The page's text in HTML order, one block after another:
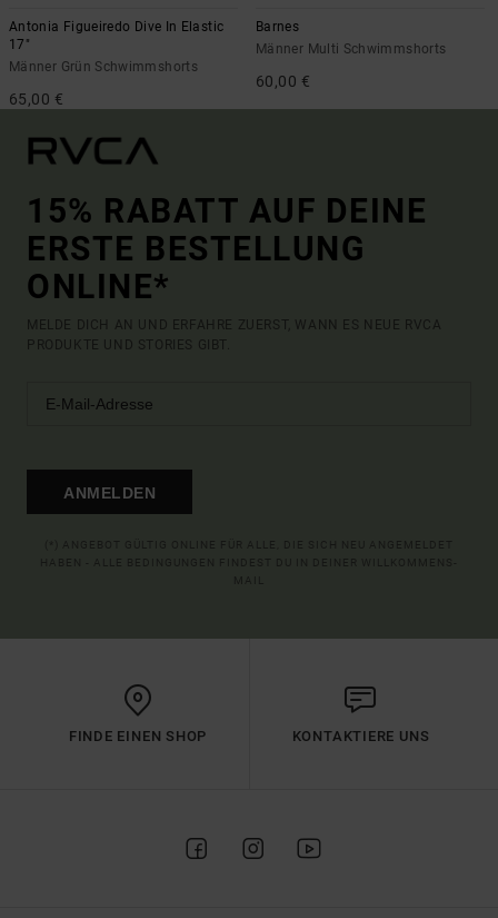
Antonia Figueiredo Dive In Elastic
17"
Männer Grün Schwimmshorts
65,00 €
Barnes
Männer Multi Schwimmshorts
60,00 €
15% RABATT AUF DEINE
ERSTE BESTELLUNG
ONLINE*
MELDE DICH AN UND ERFAHRE ZUERST, WANN ES NEUE RVCA
PRODUKTE UND STORIES GIBT.
ANMELDEN
FINDE EINEN SHOP KONTAKTIERE UNS